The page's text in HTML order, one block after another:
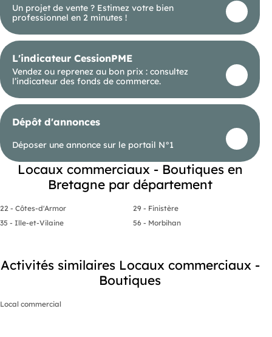
Bail tous commerces
Station balnéaire, port en eau profonde, clientèle
Disponible début septembre Les honoraires
d'agence sont à la charge de l'acquéreur, soit
20,00% TTC du prix hors honoraires.
Les informations sur les risques auxquels ce bien
est exposé sont disponibles sur le site Géorisques :
georisques. gouv. fr.
Un projet de vente ? Estimez votre bien
professionnel en 2 minutes !
L'indicateur CessionPME
Vendez ou reprenez au bon prix : consultez
l’indicateur des fonds de commerce.
Dépôt d'annonces
Déposer une annonce sur le portail N°1
Locaux commerciaux - Boutiques en
Bretagne par département
22 - Côtes-d'Armor
29 - Finistère
35 - Ille-et-Vilaine
56 - Morbihan
Activités similaires Locaux commerciaux -
Boutiques
Local commercial